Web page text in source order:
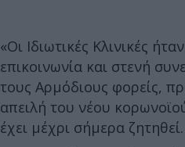
«Οι Ιδιωτικές Κλινικές
επικοινωνία και στενή
τους Αρμόδιους φορείς,
απειλή του νέου
έχει μέχρι σήμερα